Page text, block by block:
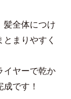
髪全体につけ
まりやすく
イヤーで乾か
です！